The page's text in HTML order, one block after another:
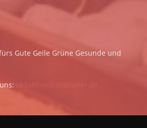
Gute Geile Grüne Gesunde und
redaktion@spatianer.de